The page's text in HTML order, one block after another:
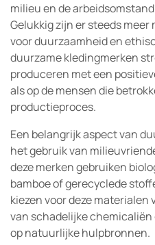
milieu en de
Gelukkig zijn er steeds
voor duurzaamheid en
duurzame kledingmerken
produceren met een
als op de mensen die
productieproces.
Een belangrijk aspect van
het gebruik van
deze merken gebruiken
bamboe of gerecyclede
kiezen voor deze
van schadelijke
op natuurlijke hulpbronnen.